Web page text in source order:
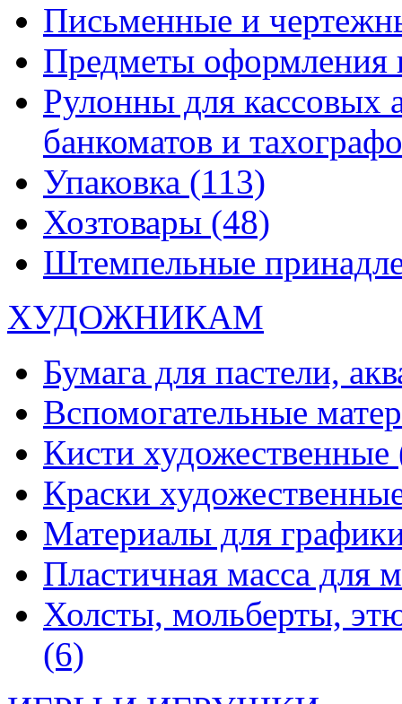
Письменные и
Предметы оформления
Рулонны для кассовых
банкоматов и
Упаковка (113)
Хозтовары (48)
Штемпельные
ХУДОЖНИКАМ
Бумага для пастели,
Вспомогательные
Кисти художественные
Краски
Материалы для
Пластичная масса для
Холсты, мольберты,
(6)